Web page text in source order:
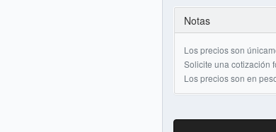
Notas
Los precios son
Solicite una cotización
Los precios son en